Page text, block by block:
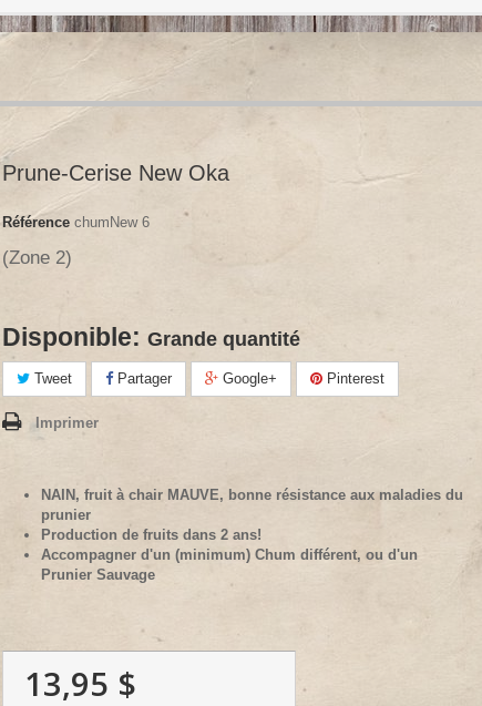
Prune-Cerise New Oka
Référence chumNew 6
(Zone 2)
Disponible: Grande quantité
Tweet Partager Google+ Pinterest
Imprimer
NAIN, fruit à chair MAUVE, bonne résistance aux maladies du
prunier
Production de fruits dans 2 ans!
Accompagner d'un (minimum) Chum différent, ou d'un
Prunier Sauvage
13,95 $